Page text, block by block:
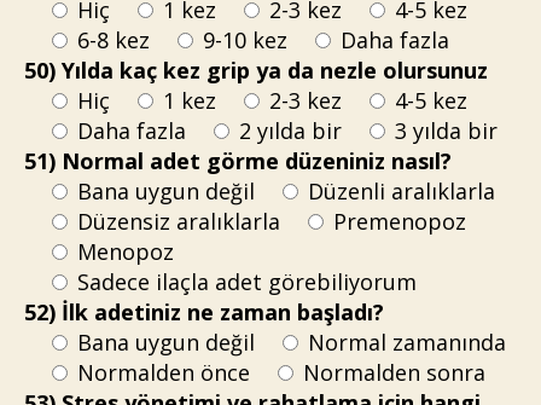
Hiç
1 kez 2-3 kez
4-5 kez
6-8 kez
9-10 kez
Daha fazla
50) Yılda kaç kez grip ya da nezle olursunuz
Hiç
1 kez 2-3 kez
4-5 kez
Daha fazla
2 yılda bir
3 yılda bir
51) Normal adet görme düzeniniz nasıl?
Bana uygun değil
Düzenli aralıklarla
Düzensiz aralıklarla
Premenopoz
Menopoz
Sadece ilaçla adet görebiliyorum
52) İlk adetiniz ne zaman başladı?
Bana uygun değil
Normal zamanında
Normalden önce
Normalden sonra